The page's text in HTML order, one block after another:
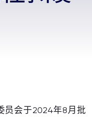
员会于2024年8月批